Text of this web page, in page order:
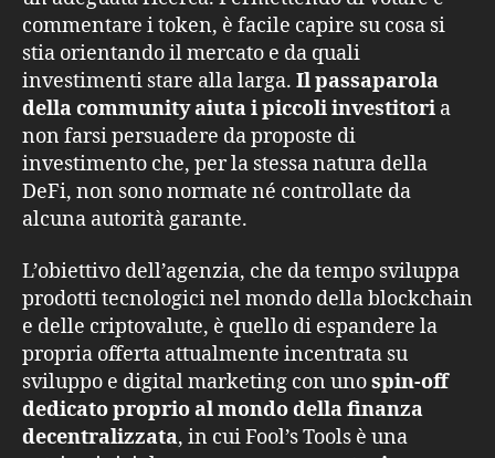
commentare i token, è facile capire su cosa si
stia orientando il mercato e da quali
investimenti stare alla larga. Il passaparola
della community aiuta i piccoli investitori a
non farsi persuadere da proposte di
investimento che, per la stessa natura della
DeFi, non sono normate né controllate da
alcuna autorità garante.
L’obiettivo dell’agenzia, che da tempo sviluppa
prodotti tecnologici nel mondo della blockchain
e delle criptovalute, è quello di espandere la
propria offerta attualmente incentrata su
sviluppo e digital marketing con unospin-off
dedicato proprio al mondo della finanza
decentralizzata, in cui Fool’s Tools è una